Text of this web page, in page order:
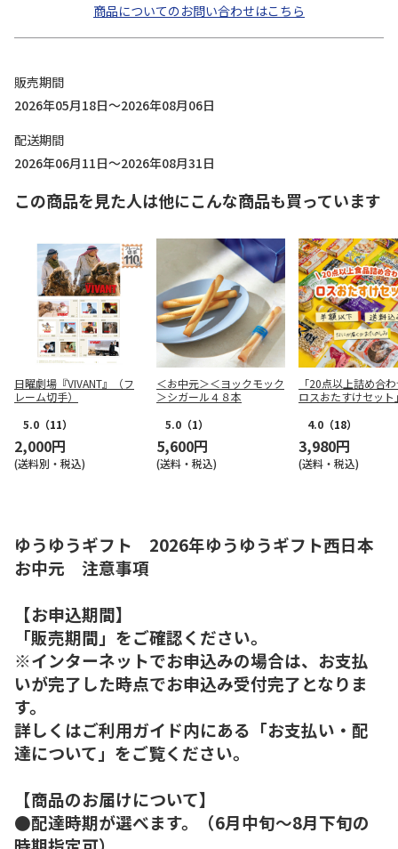
商品についてのお問い合わせはこちら
販売期間
2026年05月18日～2026年08月06日
配送期間
2026年06月11日～2026年08月31日
この商品を見た人は他にこんな商品も買っています
日曜劇場『VIVANT』（フ
レーム切手）
5.0 （11）
2,000円
(送料別・税込)
＜お中元＞＜ヨックモック
＞シガール４８本
5.0 （1）
5,600円
(送料・税込)
「20点以上詰め合
ロスおたすけセット
4.0 （18）
3,980円
(送料・税込)
ゆうゆうギフト 2026年ゆうゆうギフト西日本
お中元 注意事項
【お申込期間】
「販売期間」をご確認ください。
※インターネットでお申込みの場合は、お支払
いが完了した時点でお申込み受付完了となりま
す。
詳しくはご利用ガイド内にある「お支払い・配
達について」をご覧ください。
【商品のお届けについて】
●配達時期が選べます。（6月中旬～8月下旬の